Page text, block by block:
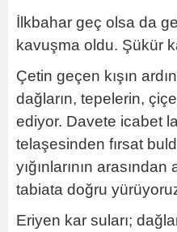
İlkbahar geç olsa da
kavuşma oldu. Şükür
Çetin geçen kışın
dağların, tepelerin,
ediyor. Davete icabet
telaşesinden fırsat
yığınlarının
tabiata doğru
Eriyen kar suları;